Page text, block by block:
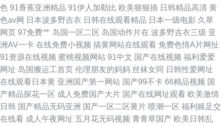
色 91香蕉亚洲精品 91伊人加勒比 欧美狠狠插 日韩精品高清 黄
色av网 日本波多野吉衣 日韩在线观看精品 日本一级电影 久草
网页 97免费艹 岛国一区二区 岛国动作片在 波多野吉衣三级 亚
洲AV一卡 在线免费小视频 搞黄网站在线观看 免费色情A片网扯
91资源在线视频 蜜桃视频网站 91中文 国产在线视频 福利爱爱
网址 岛国搬运工首页 伦理朋友的妈妈 丝袜女同 日韩性爱网址
在线观看日本黄 亚洲国产第一网站 国产99不卡 66精品视频 国
产精品探花一区 成人免费国产大片 国产在线网址观看 欧美激情
日韩 国产精品无码亚洲 国产一区二区黄片 喷潮一区 福利姬足交
在线看 成人午夜网址 五月花无码视频 青青草国产 欧美日韩乱